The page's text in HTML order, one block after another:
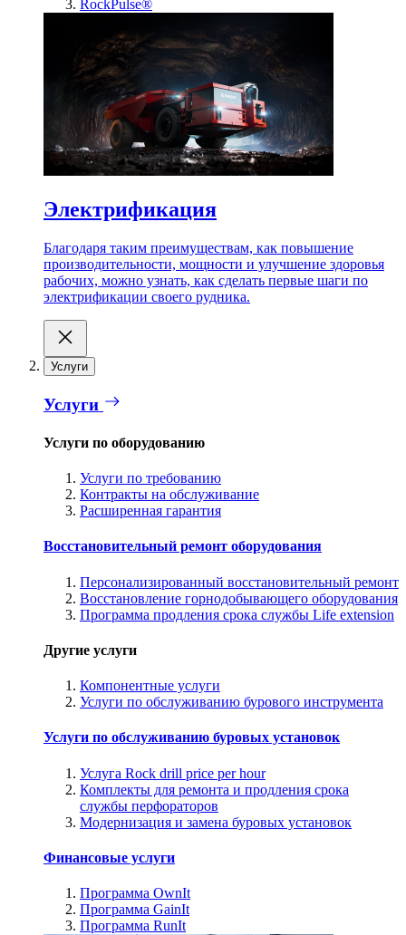
RockPulse®
Электрификация
Благодаря таким преимуществам, как повышение
производительности, мощности и улучшение здоровья
рабочих, можно узнать, как сделать первые шаги по
электрификации своего рудника.
Услуги
Услуги
Услуги по оборудованию
Услуги по требованию
Контракты на обслуживание
Расширенная гарантия
Восстановительный ремонт оборудования
Персонализированный восстановительный ремонт
Восстановление горнодобывающего оборудования
Программа продления срока службы Life extension
Другие услуги
Компонентные услуги
Услуги по обслуживанию бурового инструмента
Услуги по обслуживанию буровых установок
Услуга Rock drill price per hour
Комплекты для ремонта и продления срока
службы перфораторов
Модернизация и замена буровых установок
Финансовые услуги
Программа OwnIt
Программа GainIt
Программа RunIt